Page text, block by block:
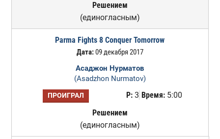
Решением
(единогласным)
Parma Fights 8 Conquer Tomorrow
Дата:09 декабря 2017
Асаджон Нурматов
(Asadzhon Nurmatov)
ПРОИГРАЛ Р:3 Время:5:00
Решением
(единогласным)